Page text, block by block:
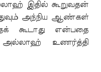
இதில் கூறுவதன்
அந்நிய ஆண்கள்
கூடாது என்பதை
அல்லாஹ் உணர்த்தி